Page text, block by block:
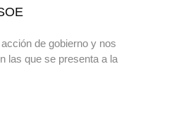
de gobierno y nos
las que se presenta a la